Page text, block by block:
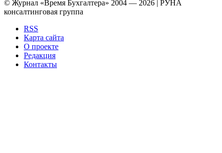
© Журнал «Время Бухгалтера» 2004 — 2026 | РУНА
консалтинговая группа
RSS
Карта сайта
О проекте
Редакция
Контакты